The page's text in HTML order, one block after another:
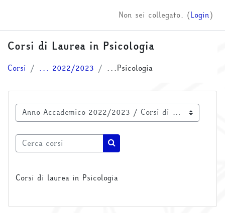
Non sei collegato. (Login)
Corsi di Laurea in Psicologia
Corsi ... 2022/2023 ...Psicologia
Categorie di corso
Cerca corsi
Cerca corsi
Corsi di laurea in Psicologia